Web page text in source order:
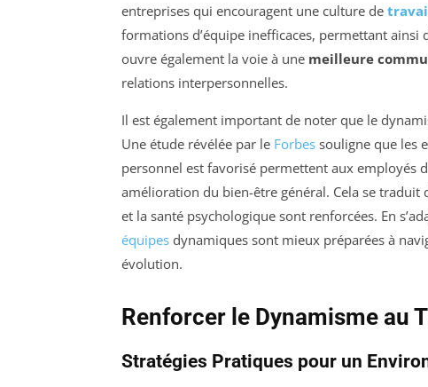
entreprises qui encouragent une culture de
formations d’équipe inefficaces, permettant
ouvre également la voie à une meilleure
relations interpersonnelles.
Il est également important de noter que le
Une étude révélée par le Forbes souligne que les
personnel est favorisé permettent aux employés
amélioration du bien-être général. Cela se
et la santé psychologique sont renforcées. En
équipes dynamiques sont mieux préparées à
évolution.
Renforcer le Dynamisme au
Stratégies Pratiques pour un